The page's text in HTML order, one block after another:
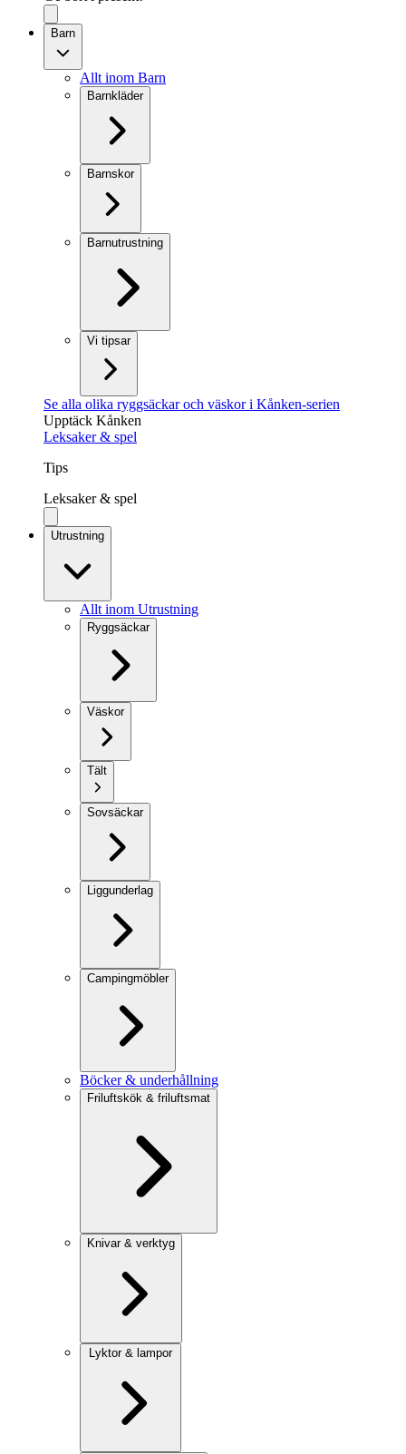
Barn
Allt inom Barn
Barnkläder
Barnskor
Barnutrustning
Vi tipsar
Se alla olika ryggsäckar och väskor i Kånken-serien
Upptäck Kånken
Leksaker & spel
Tips
Leksaker & spel
Utrustning
Allt inom Utrustning
Ryggsäckar
Väskor
Tält
Sovsäckar
Liggunderlag
Campingmöbler
Böcker & underhållning
Friluftskök & friluftsmat
Knivar & verktyg
Lyktor & lampor